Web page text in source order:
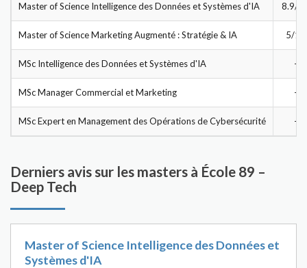
Master of Science Intelligence des Données et Systèmes d'IA 8.9/
Master of Science Marketing Augmenté : Stratégie & IA 5/10
MSc Intelligence des Données et Systèmes d'IA -
MSc Manager Commercial et Marketing -
MSc Expert en Management des Opérations de Cybersécurité -
Derniers avis sur les masters à École 89 –
Deep Tech
Master of Science Intelligence des Données et
Systèmes d'IA